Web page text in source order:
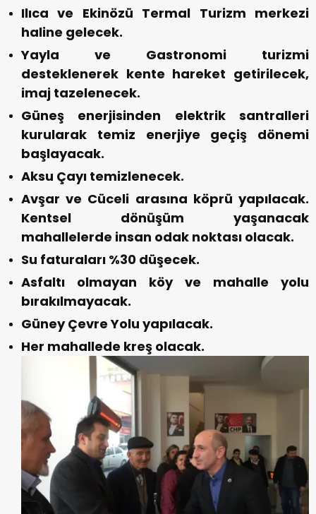
Ilıca ve Ekinözü Termal Turizm merkezi
haline gelecek.
Yayla ve Gastronomi turizmi
desteklenerek kente hareket getirilecek,
imaj tazelenecek.
Güneş enerjisinden elektrik santralleri
kurularak temiz enerjiye geçiş dönemi
başlayacak.
Aksu Çayı temizlenecek.
Avşar ve Cüceli arasına köprü yapılacak.
Kentsel dönüşüm yaşanacak
mahallelerde insan odak noktası olacak.
Su faturaları %30 düşecek.
Asfaltı olmayan köy ve mahalle yolu
bırakılmayacak.
Güney Çevre Yolu yapılacak.
Her mahallede kreş olacak.